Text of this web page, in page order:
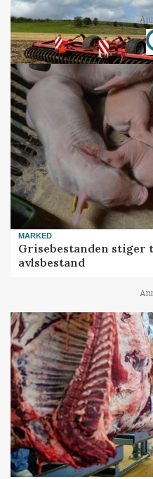
MARKED
Grisebestanden stiger
avlsbestand